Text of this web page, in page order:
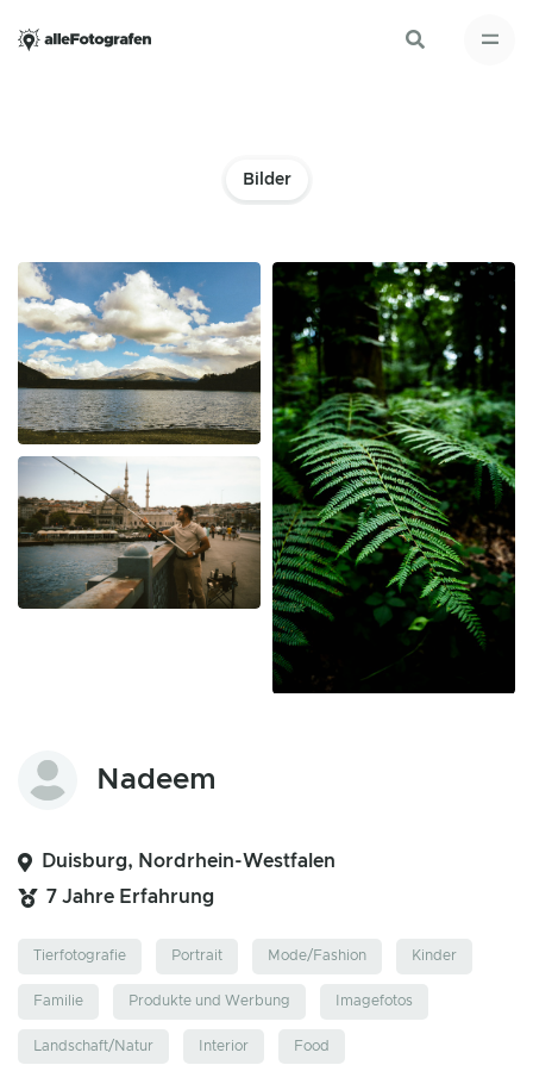
Bilder
Nadeem
Duisburg, Nordrhein-Westfalen
7 Jahre Erfahrung
Tierfotografie Portrait Mode/Fashion Kinder
Familie Produkte und Werbung Imagefotos
Landschaft/Natur Interior Food